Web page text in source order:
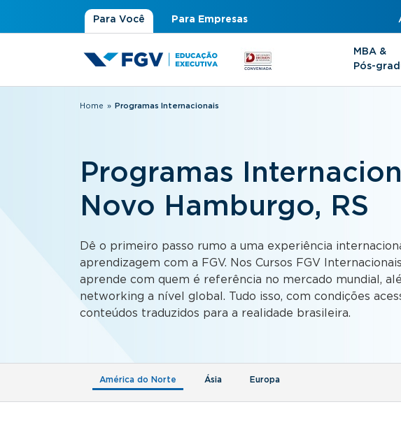
Para Você Para Empresas
MBA &
Pós-
Você está aqui
Home » Programas Internacionais
Programas
Novo Hamburgo, RS
Dê o primeiro passo rumo a uma experiência
aprendizagem com a FGV. Nos Cursos FGV
aprende com quem é referência no mercado mundial,
networking a nível global. Tudo isso, com condições
conteúdos traduzidos para a realidade brasileira.
América do Norte (aba ativa)
Ásia Europa